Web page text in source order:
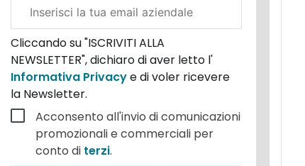
aziendale
Cliccando su "ISCRIVITI ALLA
NEWSLETTER", dichiaro di aver letto l'
Informativa Privacye di voler ricevere
la Newsletter.
Acconsento all'invio di comunicazioni
promozionali e commerciali per
conto di terzi.